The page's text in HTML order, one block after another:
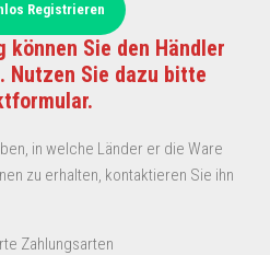
Registrieren
Sie den Händler
Nutzen Sie dazu bitte
in welche Länder er die Ware
zu erhalten, kontaktieren Sie ihn
Zahlungsarten